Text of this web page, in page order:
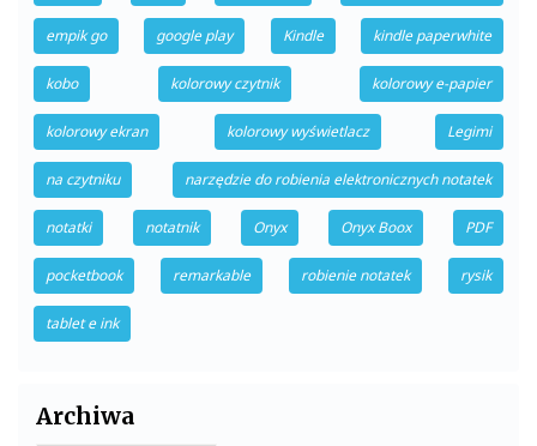
empik go google play Kindle kindle paperwhite
kobo kolorowy czytnik kolorowy e-papier
kolorowy ekran kolorowy wyświetlacz Legimi
na czytniku narzędzie do robienia elektronicznych notatek
notatki notatnik Onyx Onyx Boox PDF
pocketbook remarkable robienie notatek rysik
tablet e ink
Archiwa